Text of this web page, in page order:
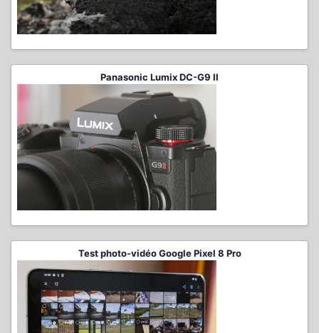
Panasonic Lumix DC-G9 II
Test photo-vidéo Google Pixel 8 Pro